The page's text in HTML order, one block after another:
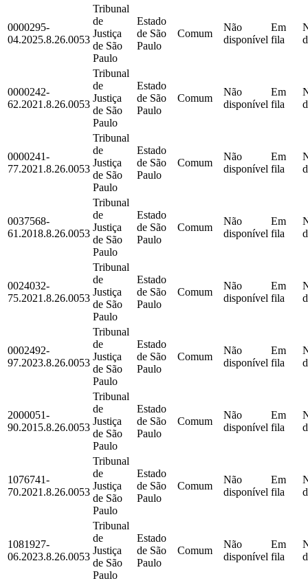
0000295-
04.2025.8.26.0053
Tribunal
de
Justiça
de São
Paulo
Estado
de São
Paulo
Comum
Não
disponível
Em
fila
0000242-
62.2021.8.26.0053
Tribunal
de
Justiça
de São
Paulo
Estado
de São
Paulo
Comum
Não
disponível
Em
fila
0000241-
77.2021.8.26.0053
Tribunal
de
Justiça
de São
Paulo
Estado
de São
Paulo
Comum
Não
disponível
Em
fila
0037568-
61.2018.8.26.0053
Tribunal
de
Justiça
de São
Paulo
Estado
de São
Paulo
Comum
Não
disponível
Em
fila
0024032-
75.2021.8.26.0053
Tribunal
de
Justiça
de São
Paulo
Estado
de São
Paulo
Comum
Não
disponível
Em
fila
0002492-
97.2023.8.26.0053
Tribunal
de
Justiça
de São
Paulo
Estado
de São
Paulo
Comum
Não
disponível
Em
fila
2000051-
90.2015.8.26.0053
Tribunal
de
Justiça
de São
Paulo
Estado
de São
Paulo
Comum
Não
disponível
Em
fila
1076741-
70.2021.8.26.0053
Tribunal
de
Justiça
de São
Paulo
Estado
de São
Paulo
Comum
Não
disponível
Em
fila
1081927-
06.2023.8.26.0053
Tribunal
de
Justiça
de São
Paulo
Estado
de São
Paulo
Comum
Não
disponível
Em
fila